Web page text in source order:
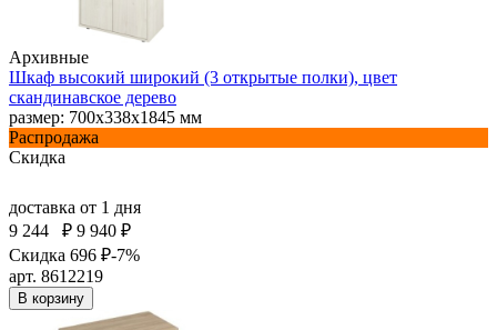
Архивные
Шкаф высокий широкий (3 открытые полки), цвет
скандинавское дерево
размер: 700х338х1845 мм
Распродажа
Скидка
доставка от 1 дня
9 244
₽ 9 940 ₽
Скидка 696 ₽-7%
арт. 8612219
В корзину